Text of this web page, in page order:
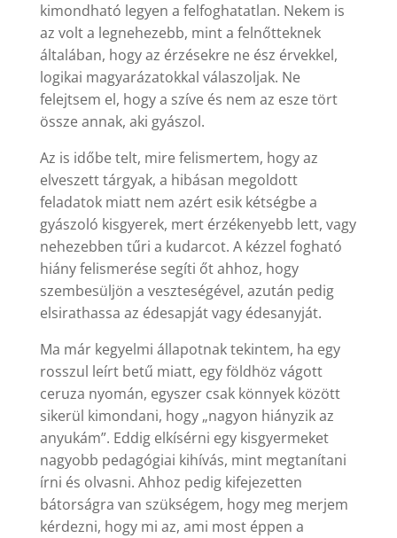
kimondható legyen a felfoghatatlan. Nekem is
az volt a legnehezebb, mint a felnőtteknek
általában, hogy az érzésekre ne ész érvekkel,
logikai magyarázatokkal válaszoljak. Ne
felejtsem el, hogy a szíve és nem az esze tört
össze annak, aki gyászol.
Az is időbe telt, mire felismertem, hogy az
elveszett tárgyak, a hibásan megoldott
feladatok miatt nem azért esik kétségbe a
gyászoló kisgyerek, mert érzékenyebb lett, vagy
nehezebben tűri a kudarcot. A kézzel fogható
hiány felismerése segíti őt ahhoz, hogy
szembesüljön a veszteségével, azután pedig
elsirathassa az édesapját vagy édesanyját.
Ma már kegyelmi állapotnak tekintem, ha egy
rosszul leírt betű miatt, egy földhöz vágott
ceruza nyomán, egyszer csak könnyek között
sikerül kimondani, hogy „nagyon hiányzik az
anyukám”. Eddig elkísérni egy kisgyermeket
nagyobb pedagógiai kihívás, mint megtanítani
írni és olvasni. Ahhoz pedig kifejezetten
bátorságra van szükségem, hogy meg merjem
kérdezni, hogy mi az, ami most éppen a